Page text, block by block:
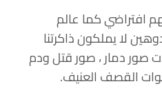
افتراضي كما عالم
لا يملكون ذاكرتنا
صور دمار ، صور قتل ودم
القصف العنيف.